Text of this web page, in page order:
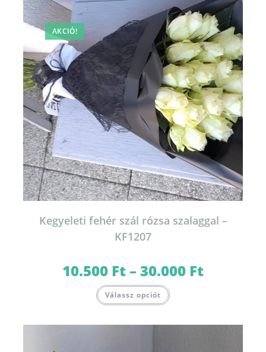
AKCIÓ!
Kegyeleti fehér szál rózsa szalaggal –
KF1207
10.500 Ft–30.000 Ft10.500 Ft
Válassz opciót a